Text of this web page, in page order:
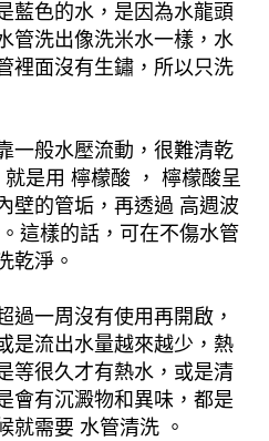
藍色的水，是因為水龍頭
管洗出像洗米水一樣，水
裡面沒有生鏽，所以只洗
一般水壓流動，很難清乾
是用 檸檬酸 ， 檸檬酸呈
壁的管垢，再透過 高週波
這樣的話，可在不傷水管
乾淨。
過一周沒有使用再開啟，
是流出水量越來越少，熱
等很久才有熱水，或是清
會有沉澱物和異味，都是
就需要 水管清洗 。